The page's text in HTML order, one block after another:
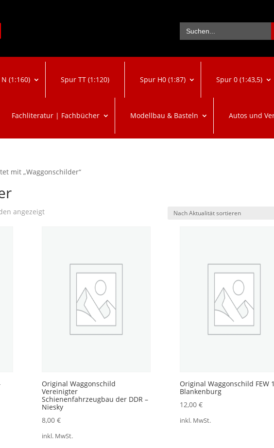
Search
for:
(1:160) Spur TT (1:120) Spur H0 (1:87) Spur 0 (1:43,5)
Fachliteratur | Fachbücher Modellbau & Basteln Autos und
mit „Waggonschilder“
angezeigtNach
Original Waggonschild
Vereinigter
Schienenfahrzeugbau der DDR –
Niesky
8,00 €
inkl. MwSt.
Original Waggonschild FEW
Blankenburg
12,00 €
inkl. MwSt.